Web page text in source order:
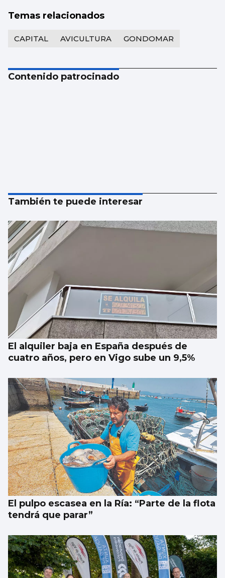
Temas relacionados
CAPITAL AVICULTURA GONDOMAR
Contenido patrocinado
También te puede interesar
El alquiler baja en España después de
cuatro años, pero en Vigo sube un 9,5%
El pulpo escasea en la Ría: “Parte de la flota
tendrá que parar”